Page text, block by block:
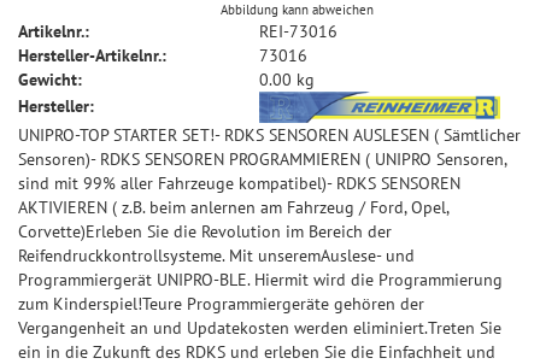
Abbildung kann abweichen
Artikelnr.:
REI-73016
Hersteller-Artikelnr.:
73016
Gewicht:
0.00 kg
Hersteller:
UNIPRO-TOP STARTER SET!- RDKS SENSOREN AUSLESEN ( Sämtlicher
Sensoren)- RDKS SENSOREN PROGRAMMIEREN ( UNIPRO Sensoren,
sind mit 99% aller Fahrzeuge kompatibel)- RDKS SENSOREN
AKTIVIEREN ( z.B. beim anlernen am Fahrzeug / Ford, Opel,
Corvette)Erleben Sie die Revolution im Bereich der
Reifendruckkontrollsysteme. Mit unseremAuslese- und
Programmiergerät UNIPRO-BLE. Hiermit wird die Programmierung
zum Kinderspiel!Teure Programmiergeräte gehören der
Vergangenheit an und Updatekosten werden eliminiert.Treten Sie
ein in die Zukunft des RDKS und erleben Sie die Einfachheit und